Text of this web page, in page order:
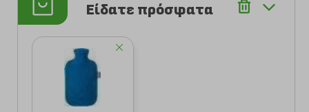
Είδατε πρόσφατα